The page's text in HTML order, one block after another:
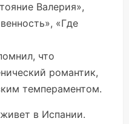
Валерия»,
«Где
что
романтик,
темпераментом.
в Испании.